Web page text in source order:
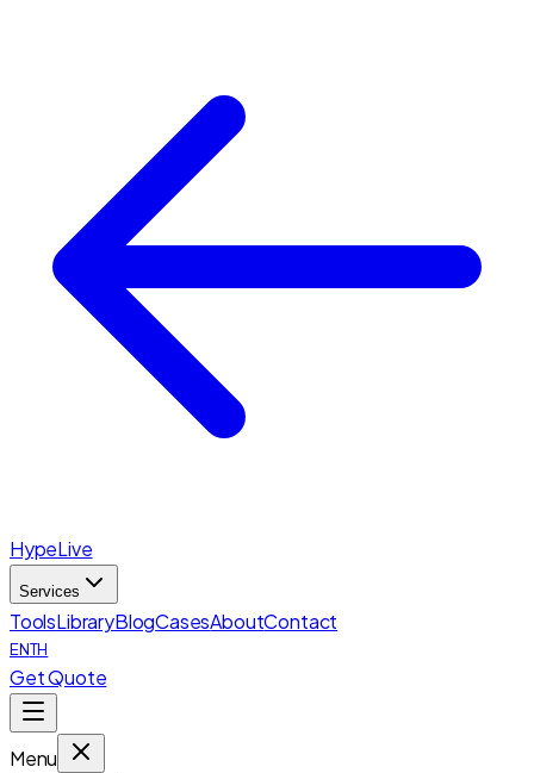
HypeLive
Services
ToolsLibraryBlogCasesAboutContact
ENTH
Get Quote
Menu